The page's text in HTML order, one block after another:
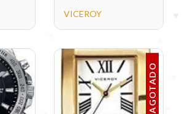
VICEROY
AGOTADO